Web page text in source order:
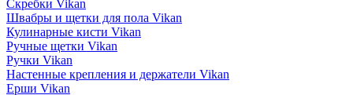
Скребки Vikan
Швабры и щетки для пола Vikan
Кулинарные кисти Vikan
Ручные щетки Vikan
Ручки Vikan
Настенные крепления и держатели Vikan
Ерши Vikan